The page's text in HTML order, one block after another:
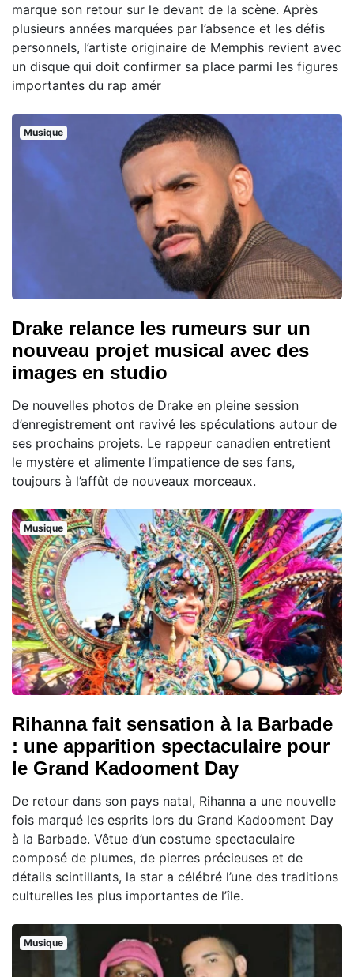
marque son retour sur le devant de la scène. Après
plusieurs années marquées par l’absence et les défis
personnels, l’artiste originaire de Memphis revient avec
un disque qui doit confirmer sa place parmi les figures
importantes du rap amér
Musique
Drake relance les rumeurs sur un
nouveau projet musical avec des
images en studio
De nouvelles photos de Drake en pleine session
d’enregistrement ont ravivé les spéculations autour de
ses prochains projets. Le rappeur canadien entretient
le mystère et alimente l’impatience de ses fans,
toujours à l’affût de nouveaux morceaux.
Musique
Rihanna fait sensation à la Barbade
: une apparition spectaculaire pour
le Grand Kadooment Day
De retour dans son pays natal, Rihanna a une nouvelle
fois marqué les esprits lors du Grand Kadooment Day
à la Barbade. Vêtue d’un costume spectaculaire
composé de plumes, de pierres précieuses et de
détails scintillants, la star a célébré l’une des traditions
culturelles les plus importantes de l’île.
Musique